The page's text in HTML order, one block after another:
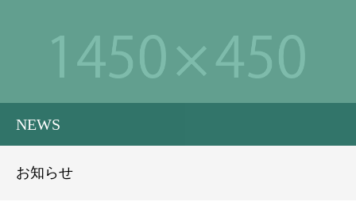
NEWS
お知らせ
イベントをお考えの企業様
レース計測業務